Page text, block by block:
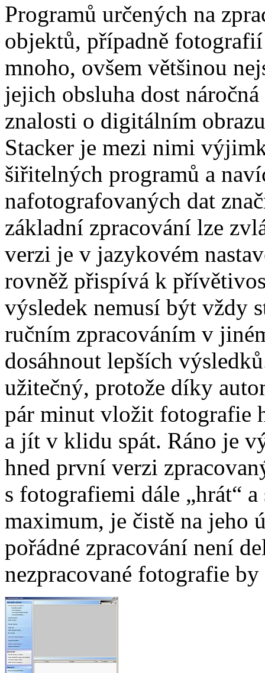
Programů určených na
objektů, případně
mnoho, ovšem většinou
jejich obsluha dost
znalosti o digitálním
Stacker je mezi nimi
šiřitelných programů a
nafotografovaných dat
základní zpracování lze
verzi je v jazykovém
rovněž přispívá k
výsledek nemusí být vždy
ručním zpracováním v
dosáhnout lepších
užitečný, protože díky
pár minut vložit fotografie
a jít v klidu spát. Ráno je
hned první verzi
s fotografiemi dále „hrát“
maximum, je čistě na jeho
pořádné zpracování není
nezpracované fotografie